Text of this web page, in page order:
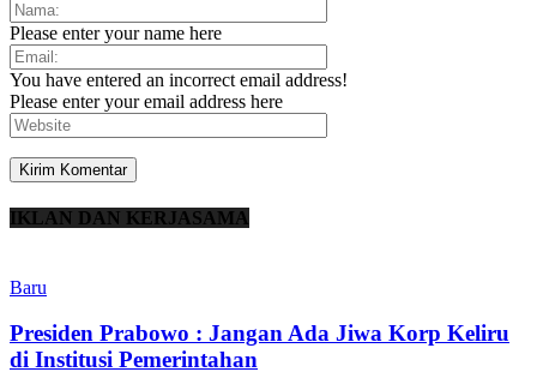
Please enter your name here
You have entered an incorrect email address!
Please enter your email address here
IKLAN DAN KERJASAMA
Baru
Presiden Prabowo : Jangan Ada Jiwa Korp Keliru
di Institusi Pemerintahan